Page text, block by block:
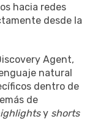
hacia redes
desde la
Agent,
natural
dentro de
de
y shorts